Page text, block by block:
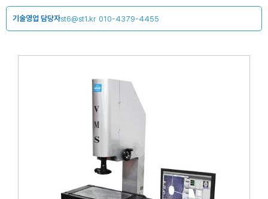
기술영업 담당자st6@st1.kr 010-4379-4455